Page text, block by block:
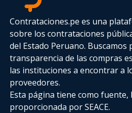
Contrataciones.pe es una
sobre los contrataciones
del Estado Peruano. Buscamos
transparencia de las compras
las instituciones a encontrar a
proveedores.
Esta página tiene como
proporcionada por SEACE.